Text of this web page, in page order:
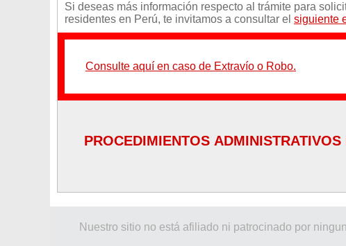
Si deseas más información respecto al trámite para
residentes en Perú, te invitamos a consultar el siguiente
Consulte aquí en caso de Extravío o Robo.
PROCEDIMIENTOS
Nuestro sitio no está afiliado ni patrocinado por